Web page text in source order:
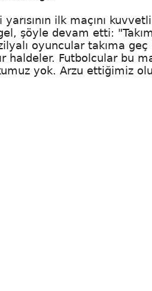
ilk maçını
şöyle devam etti:
oyuncular takıma geç
haldeler. Futbolcular bu
yok. Arzu ettiğimiz